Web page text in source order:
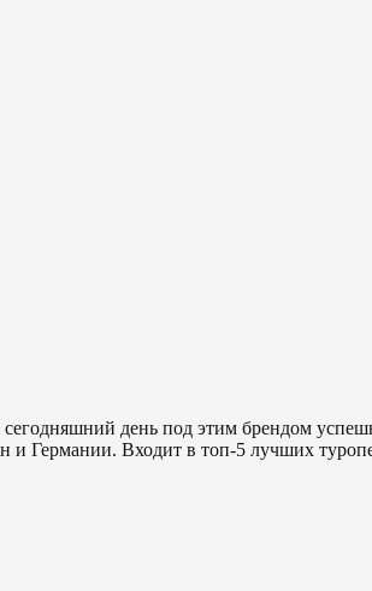
день под этим брендом
и Германии. Входит в топ-5 лучших